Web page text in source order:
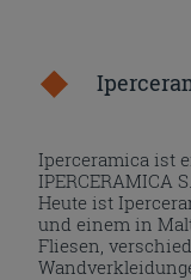
Iperceramica ist
IPERCERAMICA
Heute ist
und einem in
Fliesen,